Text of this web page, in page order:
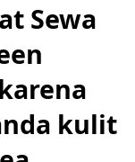
Sewa
kulit